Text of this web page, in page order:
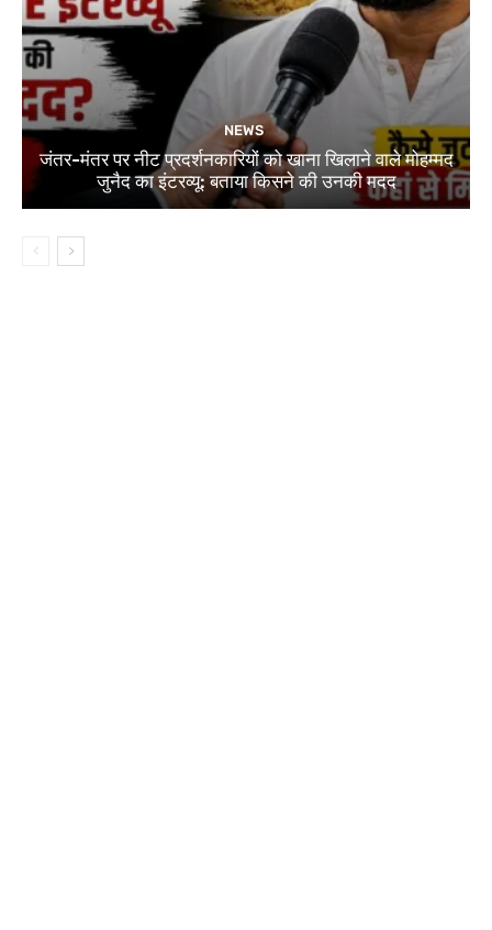
NEWS
जंतर-मंतर पर नीट प्रदर्शनकारियों को खाना खिलाने वाले मोहम्मद
जुनैद का इंटरव्यू: बताया किसने की उनकी मदद